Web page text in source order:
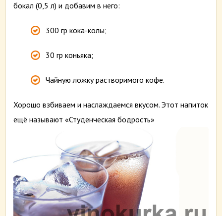
бокал (0,5 л) и добавим в него:
300 гр кока-колы;
30 гр коньяка;
Чайную ложку растворимого кофе.
Хорошо взбиваем и наслаждаемся вкусом. Этот напиток
ещё называют «Студенческая бодрость»